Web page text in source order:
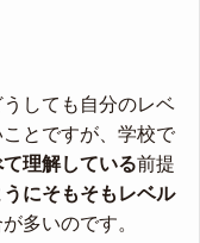
しても自分のレベ
とですが、学校で
理解している前提
にそもそもレベル
多いのです。